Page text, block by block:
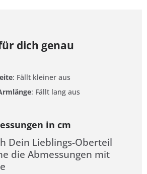
dich genau
: Fällt kleiner aus
: Fällt lang aus
in cm
Dein Lieblings-Oberteil
die Abmessungen mit